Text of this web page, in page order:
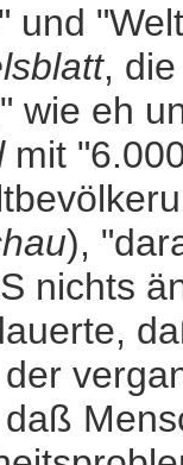
und
,
wie eh
mit
),
nichts